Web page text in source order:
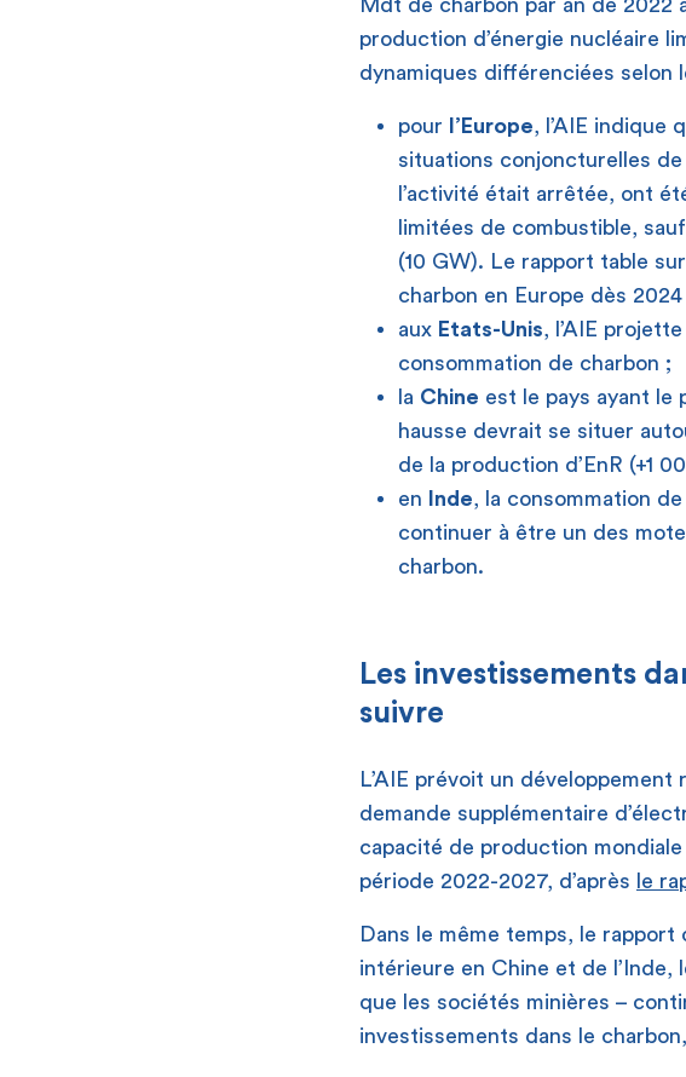
Mdt de charbon par an de 2022
production d’énergie nucléaire
dynamiques différenciées selon
pour l’Europe, l’AIE indique
situations conjoncturelles
l’activité était arrêtée, ont
limitées de combustible,
(10 GW). Le rapport table
charbon en Europe dès 2024
aux Etats-Unis, l’AIE
consommation de charbon ;
la Chine est le pays ayant le
hausse devrait se situer
de la production d’EnR (+1
en
Inde, la consommation
continuer à être un des
charbon.
Les investissements
suivre
L’AIE prévoit un
demande supplémentaire
capacité de production
période 2022-2027, d’après
le
Dans le même temps, le
intérieure en Chine et de l’Inde,
que les sociétés minières –
investissements dans le